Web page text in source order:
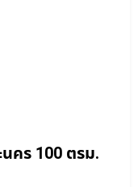
นคร 100 ตรม.